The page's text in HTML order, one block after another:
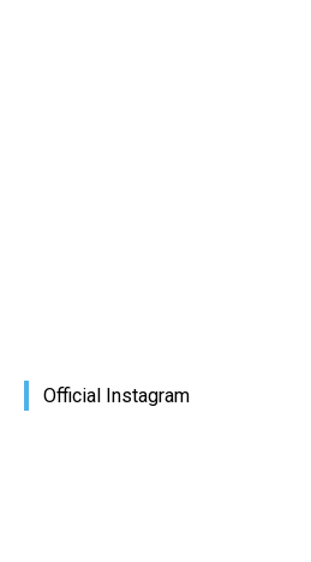
Official Instagram